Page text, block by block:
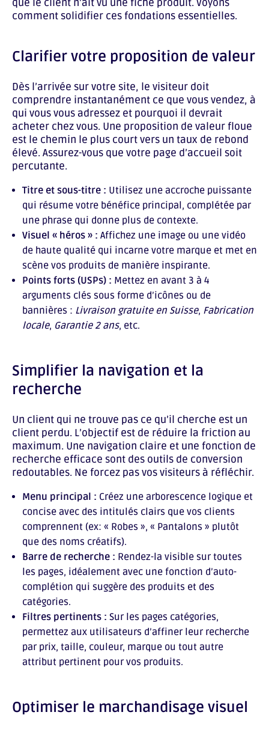
que le client n’ait vu une fiche produit. Voyons
comment solidifier ces fondations essentielles.
Clarifier votre proposition de valeur
Dès l’arrivée sur votre site, le visiteur doit
comprendre instantanément ce que vous vendez, à
qui vous vous adressez et pourquoi il devrait
acheter chez vous. Une proposition de valeur floue
est le chemin le plus court vers un taux de rebond
élevé. Assurez-vous que votre page d’accueil soit
percutante.
Titre et sous-titre : Utilisez une accroche puissante
qui résume votre bénéfice principal, complétée par
une phrase qui donne plus de contexte.
Visuel « héros » : Affichez une image ou une vidéo
de haute qualité qui incarne votre marque et met en
scène vos produits de manière inspirante.
Points forts (USPs) : Mettez en avant 3 à 4
arguments clés sous forme d’icônes ou de
bannières : Livraison gratuite en Suisse, Fabrication
locale, Garantie 2 ans, etc.
Simplifier la navigation et la
recherche
Un client qui ne trouve pas ce qu’il cherche est un
client perdu. L’objectif est de réduire la friction au
maximum. Une navigation claire et une fonction de
recherche efficace sont des outils de conversion
redoutables. Ne forcez pas vos visiteurs à réfléchir.
Menu principal : Créez une arborescence logique et
concise avec des intitulés clairs que vos clients
comprennent (ex: « Robes », « Pantalons » plutôt
que des noms créatifs).
Barre de recherche : Rendez-la visible sur toutes
les pages, idéalement avec une fonction d’auto-
complétion qui suggère des produits et des
catégories.
Filtres pertinents : Sur les pages catégories,
permettez aux utilisateurs d’affiner leur recherche
par prix, taille, couleur, marque ou tout autre
attribut pertinent pour vos produits.
Optimiser le marchandisage visuel